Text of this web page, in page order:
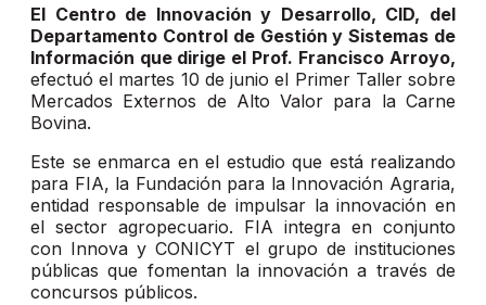
El Centro de Innovación y Desarrollo, CID, del
Departamento Control de Gestión y Sistemas de
Información que dirige el Prof. Francisco Arroyo,
efectuó el martes 10 de junio el Primer Taller sobre
Mercados Externos de Alto Valor para la Carne
Bovina.
Este se enmarca en el estudio que está realizando
para FIA, la Fundación para la Innovación Agraria,
entidad responsable de impulsar la innovación en
el sector agropecuario. FIA integra en conjunto
con Innova y CONICYT el grupo de instituciones
públicas que fomentan la innovación a través de
concursos públicos.